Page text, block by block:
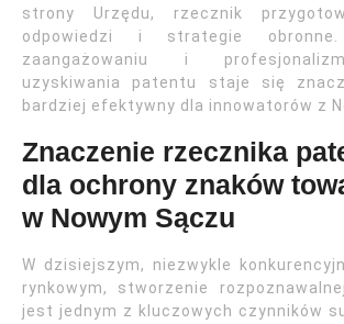
strony Urzędu, rzecznik
odpowiedzi i strategie
zaangażowaniu i
uzyskiwania patentu staje się
bardziej efektywny dla innowatorów z
Znaczenie rzecznika
dla ochrony znaków
w Nowym Sączu
W dzisiejszym, niezwykle
rynkowym, stworzenie
jest jednym z kluczowych czynników